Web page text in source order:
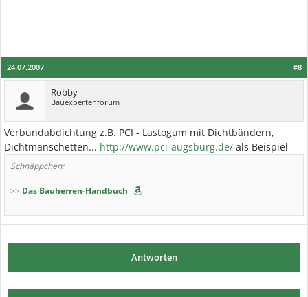
#8
24.07.2007
Robby
Bauexpertenforum
Verbundabdichtung z.B. PCI - Lastogum mit Dichtbändern,
Dichtmanschetten... http://www.pci-augsburg.de/ als Beispiel
Schnäppchen:
>> Das Bauherren-Handbuch
Antworten